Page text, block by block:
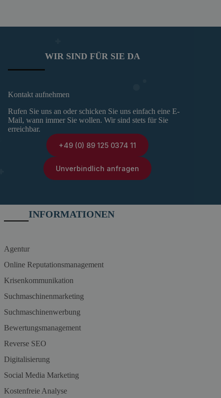
WIR SIND FÜR SIE DA
Kontakt aufnehmen
Rufen Sie uns an oder schicken Sie uns einfach eine E-
Mail, wann immer Sie wollen. Wir sind stets für Sie
erreichbar.
+49 (0) 89 125 0374 11
Unverbindlich anfragen
INFORMATIONEN
Agentur
Online Reputationsmanagement
Krisenkommunikation
Suchmaschinenmarketing
Suchmaschinenwerbung
Bewertungsmanagement
Reverse SEO
Digitalisierung
Social Media Marketing
Kostenfreie Analyse